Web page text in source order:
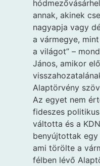
annak, akinek
nagyapja vagy
a vármegye,
a világot” –
János, amikor
Alaptörvény
Az egyet nem
fideszes
váltotta és a
benyújtottak
ami törölte a
félben lévő